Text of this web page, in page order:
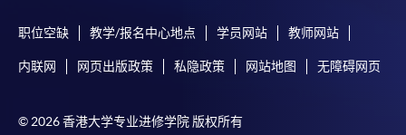
职位空缺 教学/报名中心地点 学员网站 教师网站
内联网 网页出版政策 私隐政策 网站地图 无障碍网页
© 2026 香港大学专业进修学院 版权所有